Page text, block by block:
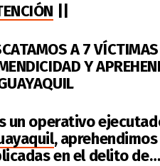
A 7
Y
un operativo
,
en el delito de…